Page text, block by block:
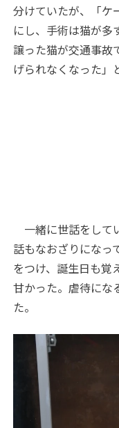
分けていたが、「ケ
にし、手術は猫が多
譲った猫が交通事故
げられなくなった」
一緒に世話をして
話もなおざりになっ
をつけ、誕生日も覚
甘かった。虐待にな
た。